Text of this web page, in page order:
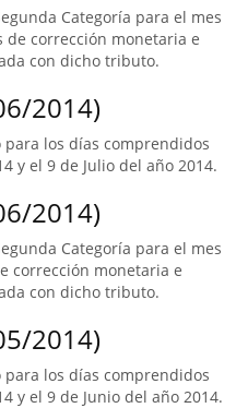
Categoría para el mes
de corrección monetaria e
con dicho tributo.
2014)
los días comprendidos
y el 9 de Julio del año 2014.
2014)
Categoría para el mes
corrección monetaria e
con dicho tributo.
2014)
los días comprendidos
y el 9 de Junio del año 2014.